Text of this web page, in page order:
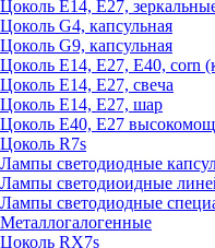
Цоколь Е14, Е27,
Цоколь G4, капсульная
Цоколь G9, капсульная
Цоколь Е14, Е27, Е40, corn
Цоколь Е14, Е27, свеча
Цоколь Е14, Е27, шар
Цоколь Е40, Е27
Цоколь R7s
Лампы светодиодные
Лампы светодиоидные
Лампы светодиодные
Металлогалогенные
Цоколь RX7s